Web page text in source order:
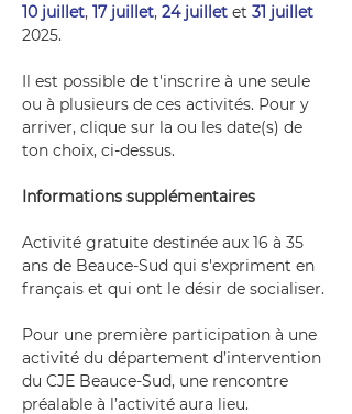
10 juillet, 17 juillet, 24 juillet et 31 juillet
2025.
Il est possible de t'inscrire à une seule
ou à plusieurs de ces activités. Pour y
arriver, clique sur la ou les date(s) de
ton choix, ci-dessus.
Informations supplémentaires
Activité gratuite destinée aux 16 à 35
ans de Beauce-Sud qui s'expriment en
français et qui ont le désir de socialiser.
Pour une première participation à une
activité du département d’intervention
du CJE Beauce-Sud, une rencontre
préalable à l’activité aura lieu.